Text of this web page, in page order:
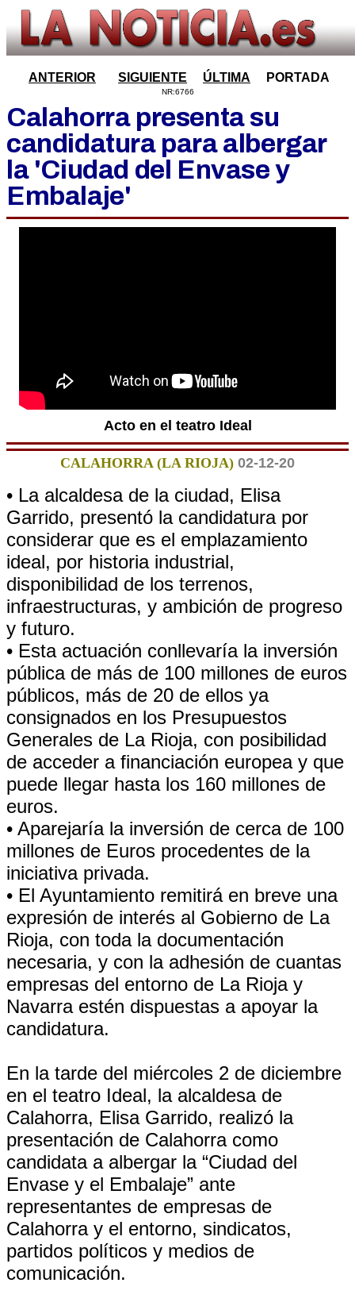
ANTERIOR SIGUIENTE ÚLTIMA PORTADA
NR:6766
Calahorra presenta su
candidatura para albergar
la 'Ciudad del Envase y
Embalaje'
Acto en el teatro Ideal
CALAHORRA (LA RIOJA) 02-12-20
• La alcaldesa de la ciudad, Elisa
Garrido, presentó la candidatura por
considerar que es el emplazamiento
ideal, por historia industrial,
disponibilidad de los terrenos,
infraestructuras, y ambición de progreso
y futuro.
• Esta actuación conllevaría la inversión
pública de más de 100 millones de euros
públicos, más de 20 de ellos ya
consignados en los Presupuestos
Generales de La Rioja, con posibilidad
de acceder a financiación europea y que
puede llegar hasta los 160 millones de
euros.
• Aparejaría la inversión de cerca de 100
millones de Euros procedentes de la
iniciativa privada.
• El Ayuntamiento remitirá en breve una
expresión de interés al Gobierno de La
Rioja, con toda la documentación
necesaria, y con la adhesión de cuantas
empresas del entorno de La Rioja y
Navarra estén dispuestas a apoyar la
candidatura.
En la tarde del miércoles 2 de diciembre
en el teatro Ideal, la alcaldesa de
Calahorra, Elisa Garrido, realizó la
presentación de Calahorra como
candidata a albergar la “Ciudad del
Envase y el Embalaje” ante
representantes de empresas de
Calahorra y el entorno, sindicatos,
partidos políticos y medios de
comunicación.